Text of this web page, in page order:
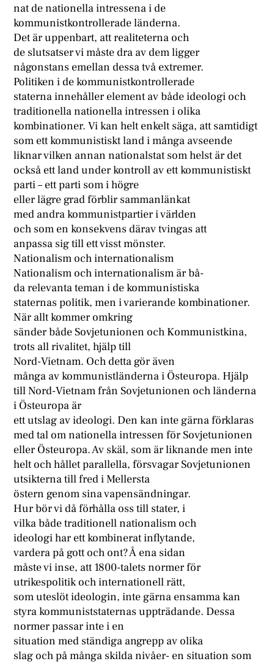
nat de nationella intressena i de
kommunistkontrollerade länderna.
Det är uppenbart, att realiteterna och
de slutsatser vi måste dra av dem ligger
någonstans emellan dessa två extremer.
Politiken i de kommunistkontrollerade
staterna innehåller element av både ideologi och
traditionella nationella intressen i olika
kombinationer. Vi kan helt enkelt säga, att samtidigt
som ett kommunistiskt land i många avseende
liknar vilken annan nationalstat som helst är det
också ett land under kontroll av ett kommunistiskt
parti – ett parti som i högre
eller lägre grad förblir sammanlänkat
med andra kommunistpartier i världen
och som en konsekvens därav tvingas att
anpassa sig till ett visst mönster.
Nationalism och internationalism
Nationalism och internationalism är bå-
da relevanta teman i de kommunistiska
staternas politik, men i varierande kombinationer.
När allt kommer omkring
sänder både Sovjetunionen och Kommunistkina,
trots all rivalitet, hjälp till
Nord-Vietnam. Och detta gör även
många av kommunistländerna i Östeuropa. Hjälp
till Nord-Vietnam från Sovjetunionen och länderna
i Östeuropa är
ett utslag av ideologi. Den kan inte gärna förklaras
med tal om nationella intressen för Sovjetunionen
eller Östeuropa. Av skäl, som är liknande men inte
helt och hållet parallella, försvagar Sovjetunionen
utsikterna till fred i Mellersta
östern genom sina vapensändningar.
Hur bör vi då förhålla oss till stater, i
vilka både traditionell nationalism och
ideologi har ett kombinerat inflytande,
vardera på gott och ont? Å ena sidan
måste vi inse, att 1800-talets normer för
utrikespolitik och internationell rätt,
som uteslöt ideologin, inte gärna ensamma kan
styra kommuniststaternas uppträdande. Dessa
normer passar inte i en
situation med ständiga angrepp av olika
slag och på många skilda nivåer- en situation som